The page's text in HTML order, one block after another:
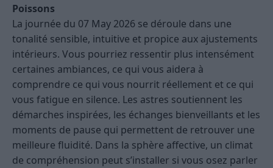
Poissons
La journée du 07 May 2026 se déroule dans une
tonalité sensible, intuitive et propice aux ajustements
intérieurs. Vous pourriez ressentir plus intensément
certaines ambiances, ce qui vous aidera à
comprendre ce qui vous nourrit réellement et ce qui
vous fatigue en silence. Les astres soutiennent les
démarches inspirées, les échanges bienveillants et les
moments de pause qui permettent de retrouver une
meilleure fluidité. Dans la sphère affective, un climat
de compréhension peut s’installer si vous osez parler